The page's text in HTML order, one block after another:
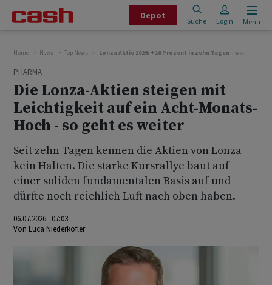
Depot
Suche Login Menu
Home News Top News Lonza Aktie 2026: +16 Prozent in zehn Tagen – was die
PHARMA
Die Lonza-Aktien steigen mit
Leichtigkeit auf ein Acht-Monats-
Hoch - so geht es weiter
Seit zehn Tagen kennen die Aktien von Lonza
kein Halten. Die starke Kursrallye baut auf
einer soliden fundamentalen Basis auf und
dürfte noch reichlich Luft nach oben haben.
06.07.2026 07:03
Von Luca Niederkofler